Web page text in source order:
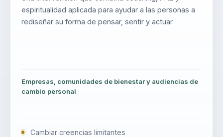
espiritualidad aplicada para ayudar a las personas a
rediseñar su forma de pensar, sentir y actuar.
Empresas, comunidades de bienestar y audiencias de
cambio personal
Cambiar creencias limitantes